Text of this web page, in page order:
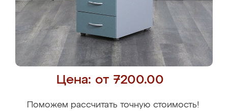
Цена: от 7200.00
Поможем рассчитать точную стоимость!